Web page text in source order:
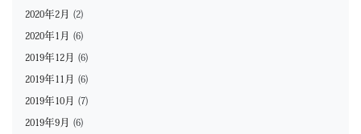
2020年2月 (2)
2020年1月 (6)
2019年12月 (6)
2019年11月 (6)
2019年10月 (7)
2019年9月 (6)